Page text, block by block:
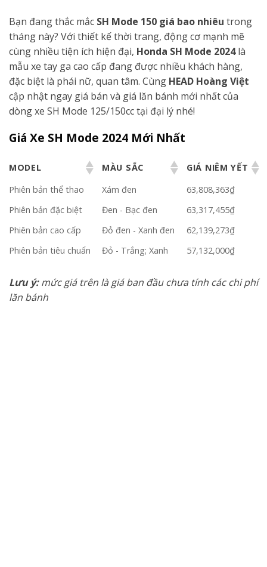
Bạn đang thắc mắc SH Mode 150 giá bao nhiêu trong
tháng này? Với thiết kế thời trang, động cơ mạnh mẽ
cùng nhiều tiện ích hiện đại, Honda SH Mode 2024là
mẫu xe tay ga cao cấp đang được nhiều khách hàng,
đặc biệt là phái nữ, quan tâm. Cùng HEAD Hoàng Việt
cập nhật ngay giá bán và giá lăn bánh mới nhất của
dòng xe SH Mode 125/150cc tại đại lý nhé!
Giá Xe SH Mode 2024 Mới Nhất
MODEL MÀU SẮC
GIÁ NIÊM YẾT
Phiên bản thể thao
Xám đen
63,808,363₫
Phiên bản đặc biệt
Đen - Bạc đen
63,317,455₫
Phiên bản cao cấp
Đỏ đen - Xanh đen
62,139,273₫
Phiên bản tiêu chuẩn
Đỏ - Trắng; Xanh 57,132,000₫
Lưu ý:mức giá trên là giá ban đầu chưa tính các chi phí
lăn bánh